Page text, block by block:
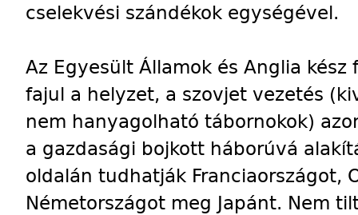
cselekvési szándékok egységével.
Az Egyesült Államok és Anglia
fajul a helyzet, a szovjet vezetés
nem hanyagolható tábornokok)
a gazdasági bojkott háborúvá
oldalán tudhatják Franciaországot,
Németországot meg Japánt. Nem